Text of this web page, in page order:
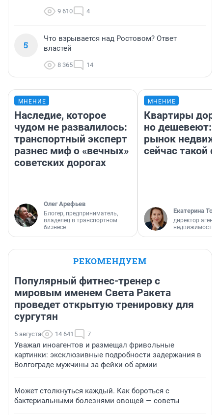
9 610 4
5
Что взрывается над Ростовом? Ответ
властей
8 365 14
МНЕНИЕ
Наследие, которое
чудом не развалилось:
транспортный эксперт
разнес миф о «вечных»
советских дорогах
Олег Арефьев
Блогер, предприниматель,
владелец в транспортном
бизнесе
МНЕНИЕ
Квартиры
но дешевеют:
рынок
сейчас такой
Екатерина
директор
недвижимости
РЕКОМЕНДУЕМ
Популярный фитнес-тренер с
мировым именем Света Ракета
проведет открытую тренировку для
сургутян
5 августа 14 641 7
Уважал иноагентов и размещал фривольные
картинки: эксклюзивные подробности задержания в
Волгограде мужчины за фейки об армии
Может столкнуться каждый. Как бороться с
бактериальными болезнями овощей — советы